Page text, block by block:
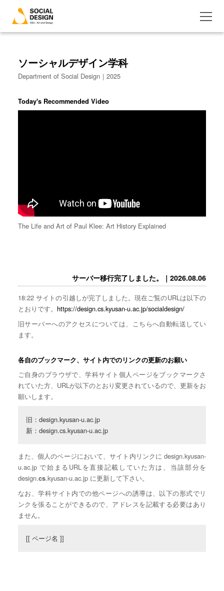
ソーシャルデザイン学科
Department of Social Design｜2025
Today's Recommended Video
The Life and Art of Paul Klee: Art History Explained
サーバー移行完了しました。｜2026.08.06
18:22 サイトの引越しが完了しました。現在ご覧のURLは以下の
とおりです。 https://design.cs.kyusan-u.ac.jp/socialdesign/
旧サーバーへのアクセスについては、こちらへ自動転送してい
ます。
各自のブックマーク、サイト内でのリンクの更新のお願い
ご自身のブラウザで、学科サイト個人ページをブックマークさ
れていた方、URLが以下のとおり変更されているので、更新をお
願いします。
旧：design.kyusan-u.ac.jp
新：design.cs.kyusan-u.ac.jp
また、個人のページにおいて、サイト内リンクに design.kyusan-
u.ac.jp で始まるURLを直接記載していた方は、当該部分を
design.cs.kyusan-u.ac.jp に更新して下さい。
なお、学科サイト内での他ページへの誘導は、以下の形式でリ
ンクを張ることができるので、アドレスを記載する必要はあり
ません。
[[ ページ名 ]]